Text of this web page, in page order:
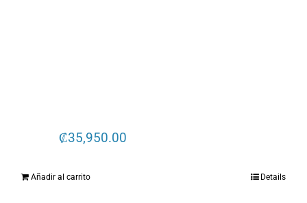
₡35,950.00
Añadir al carrito Details